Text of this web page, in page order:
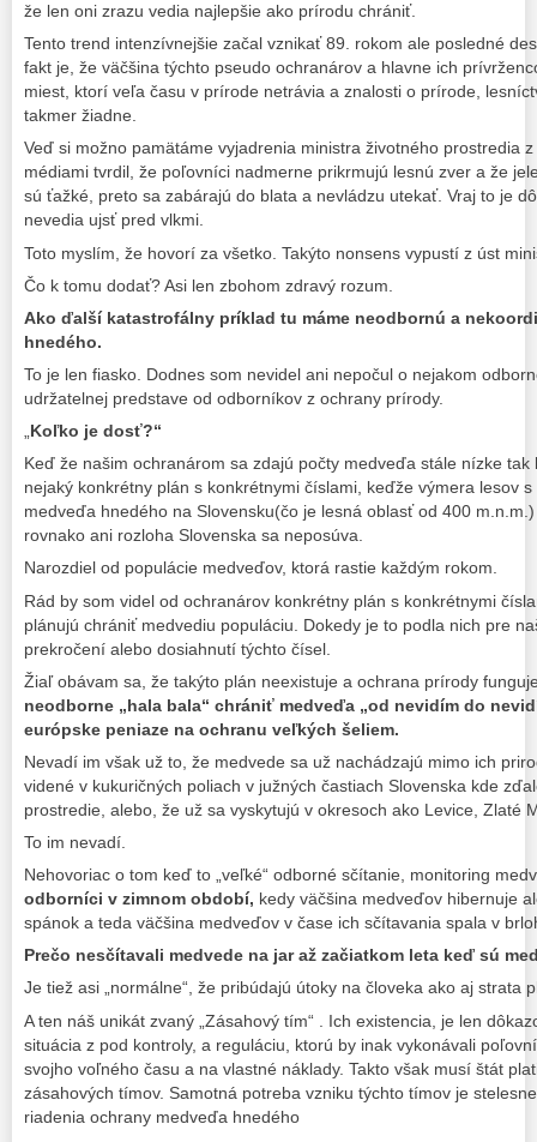
že len oni zrazu vedia najlepšie ako prírodu chrániť.
Tento trend intenzívnejšie začal vznikať 89. rokom ale posledné
fakt je, že väčšina týchto pseudo ochranárov a hlavne ich
miest, ktorí veľa času v prírode netrávia a znalosti o prírode,
takmer žiadne.
Veď si možno pamätáme vyjadrenia ministra životného prostredia
médiami tvrdil, že poľovníci nadmerne prikrmujú lesnú zver a že
sú ťažké, preto sa zabárajú do blata a nevládzu utekať. Vraj to je
nevedia ujsť pred vlkmi.
Toto myslím, že hovorí za všetko. Takýto nonsens vypustí z úst
Čo k tomu dodať? Asi len zbohom zdravý rozum.
Ako ďalší katastrofálny príklad tu máme neodbornú a
hnedého.
To je len fiasko. Dodnes som nevidel ani nepočul o nejakom
udržatelnej predstave od odborníkov z ochrany prírody.
Koľko je dosť?“
Keď že našim ochranárom sa zdajú počty medveďa stále nízke
nejaký konkrétny plán s konkrétnymi číslami, keďže výmera lesov
medveďa hnedého na Slovensku(čo je lesná oblasť od 400
rovnako ani rozloha Slovenska sa neposúva.
Narozdiel od populácie medveďov, ktorá rastie každým rokom.
Rád by som videl od ochranárov konkrétny plán s konkrétnymi
plánujú chrániť medvediu populáciu. Dokedy je to podla nich pre
prekročení alebo dosiahnutí týchto čísel.
Žiaľ obávam sa, že takýto plán neexistuje a ochrana prírody
neodborne „hala bala“ chrániť medveďa „od nevidím do
európske peniaze na ochranu veľkých šeliem.
Nevadí im však už to, že medvede sa už nachádzajú mimo ich
videné v kukuričných poliach v južných častiach Slovenska kde
prostredie, alebo, že už sa vyskytujú v okresoch ako Levice, Zlaté
To im nevadí.
Nehovoriac o tom keď to „veľké“ odborné sčítanie, monitoring
odborníci v zimnom období, kedy väčšina medveďov hibernuje
spánok a teda väčšina medveďov v čase ich sčítavania spala v
Prečo nesčítavali medvede na jar až začiatkom leta keď sú
Je tiež asi „normálne“, že pribúdajú útoky na človeka ako aj strata
A ten náš unikát zvaný „Zásahový tím“ . Ich existencia, je len
situácia z pod kontroly, a reguláciu, ktorú by inak vykonávali
svojho voľného času a na vlastné náklady. Takto však musí štát
zásahových tímov. Samotná potreba vzniku týchto tímov je
riadenia ochrany medveďa hnedého